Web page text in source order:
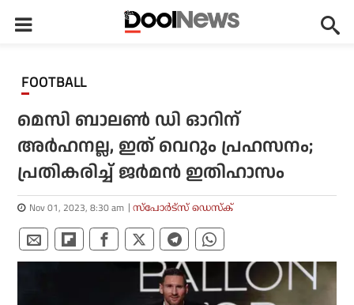
FOOTBALL
മെസി ബാലണ്‍ ഡി ഓറിന്
അര്‍ഹനല്ല, ഇത് വെറും പ്രഹസനം;
പ്രതികരിച്ച് ജര്‍മന്‍ ഇതിഹാസം
Nov 01, 2023, 8:30 am സ്പോര്‍ട്സ് ഡെസ്‌ക്